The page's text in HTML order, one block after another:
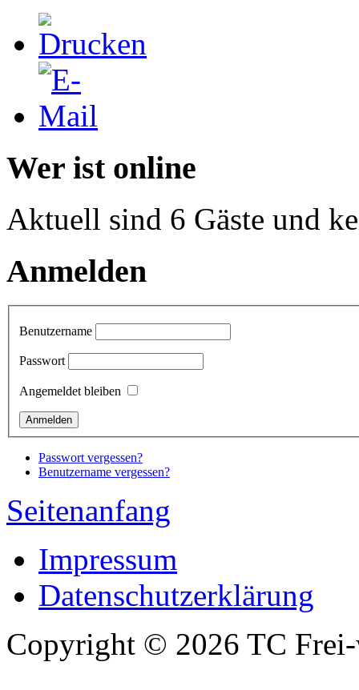
Wer ist online
Aktuell sind 6 Gäste und
Anmelden
Benutzername
Passwort
Angemeldet bleiben
Passwort vergessen?
Benutzername vergessen?
Seitenanfang
Impressum
Datenschutzerklärung
Copyright © 2026 TC